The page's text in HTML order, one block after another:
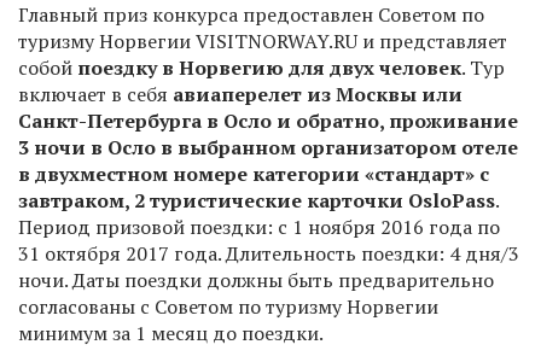
Главный приз конкурса предоставлен Советом по
туризму Норвегии VISITNORWAY.RU и представляет
собой поездку в Норвегию для двух человек. Тур
включает в себя авиаперелет из Москвы или
Санкт-Петербурга в Осло и обратно, проживание
3 ночи в Осло в выбранном организатором отеле
в двухместном номере категории «стандарт» с
завтраком, 2 туристические карточки OsloPass.
Период призовой поездки: с 1 ноября 2016 года по
31 октября 2017 года. Длительность поездки: 4 дня/3
ночи. Даты поездки должны быть предварительно
согласованы с Советом по туризму Норвегии
минимум за 1 месяц до поездки.